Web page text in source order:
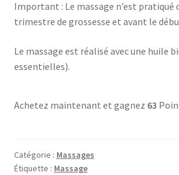
Important : Le massage n’est pratiqué
trimestre de grossesse et avant le
Le massage est réalisé avec une huile
essentielles).
Achetez maintenant et gagnez 63
Catégorie : Massages
Étiquette : Massage